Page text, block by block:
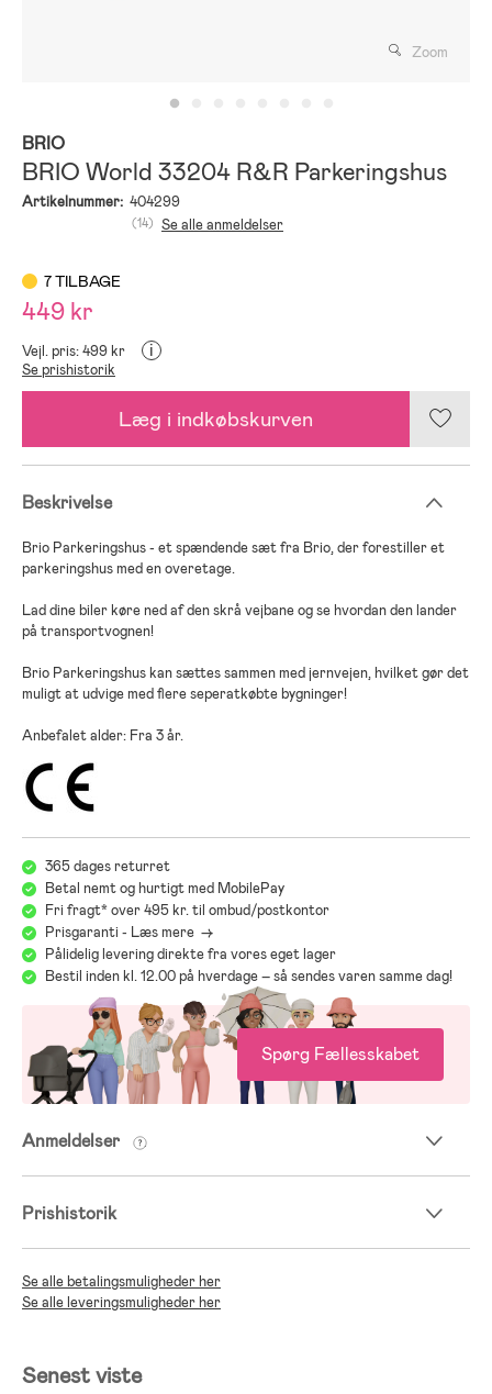
Zoom
BRIO
BRIO World 33204 R&R Parkeringshus
Artikelnummer: 404299
(14) Se alle anmeldelser
7 TILBAGE
449 kr
Vejl. pris: 499 kr i
Se prishistorik
Læg i indkøbskurven
Beskrivelse
Brio Parkeringshus - et spændende sæt fra Brio, der forestiller et
parkeringshus med en overetage.
Lad dine biler køre ned af den skrå vejbane og se hvordan den lander
på transportvognen!
Brio Parkeringshus kan sættes sammen med jernvejen, hvilket gør det
muligt at udvige med flere seperatkøbte bygninger!
Anbefalet alder: Fra 3 år.
365 dages returret
Betal nemt og hurtigt med MobilePay
Fri fragt* over 495 kr. til ombud/postkontor
Prisgaranti - Læs mere ->
Pålidelig levering direkte fra vores eget lager
Bestil inden kl. 12.00 på hverdage – så sendes varen samme dag!
Spørg Fællesskabet
Anmeldelser
Prishistorik
Se alle betalingsmuligheder her
Se alle leveringsmuligheder her
Senest viste